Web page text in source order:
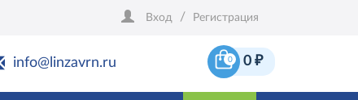
Вход / Регистрация
info@linzavrn.ru 0 0 ₽